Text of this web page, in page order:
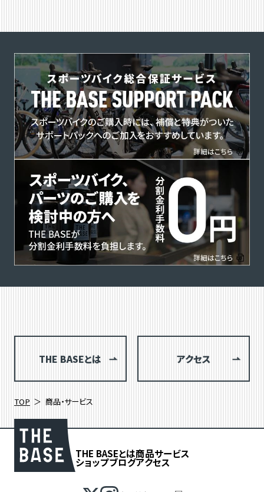
THE BASEとは アクセス
TOP 商品・サービス
THE BASEとは商品サービス
ショップブログアクセス